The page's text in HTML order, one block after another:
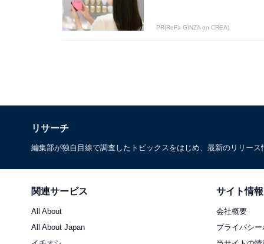
PR(ReFa GINZA on CREA)
リサーチ
編集部が独自目線で調査したトピックスをはじめ、最新のリリー
関連サービス
All About
All About Japan
サイト情報
会社概要
プライバシ